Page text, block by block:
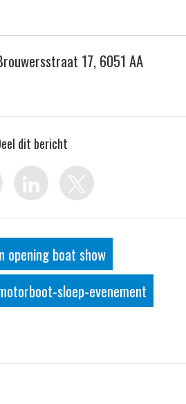
17, 6051 AA
dit bericht
opening boat show
sloep-evenement